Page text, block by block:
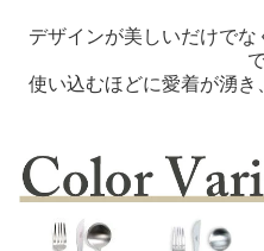
デザインが美しいだけで
使い込むほどに愛着が湧き